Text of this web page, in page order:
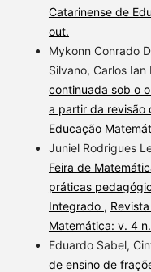
Catarinense de
out.
Mykonn Conrado
Silvano, Carlos
continuada sob o
a partir da revisão
Educação
Juniel Rodrigues
Feira de
práticas
Integrado ,
Matemática: v. 4
Eduardo Sabel,
de ensino de